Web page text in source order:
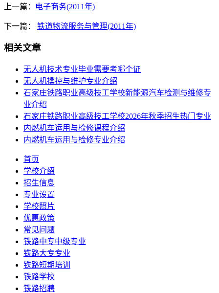
上一篇： 电子商务(2011年)
下一篇： 铁道物流服务与管理(2011年)
相关文章
无人机技术专业毕业需要考哪个证
​无人机操控与维护专业介绍
石家庄铁路职业高级技工学校新能源汽车检测与维修专
业介绍
石家庄铁路职业高级技工学校2026年秋季招生热门专业
内燃机车运用与检修课程介绍
内燃机车运用与检修专业介绍
首页
学校介绍
招生信息
专业设置
学校照片
优惠政策
常见问题
铁路中专中级专业
铁路大专专业
铁路短期培训
铁路学校
铁路招聘